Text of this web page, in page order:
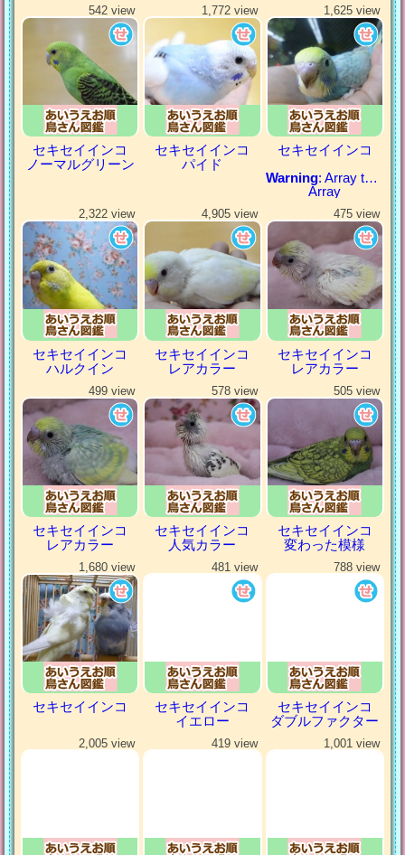
542 view
セキセイインコ
ノーマルグリーン
1,772 view
セキセイインコ
パイド
1,625 view
セキセイインコ
Warning: Array to string conversion in
Array
2,322 view
セキセイインコ
ハルクイン
4,905 view
セキセイインコ
レアカラー
475 view
セキセイインコ
レアカラー
499 view
セキセイインコ
レアカラー
578 view
セキセイインコ
人気カラー
505 view
セキセイインコ
変わった模様
1,680 view
セキセイインコ
481 view
セキセイインコ
イエロー
788 view
セキセイインコ
ダブルファクター
2,005 view 419 view 1,001 view